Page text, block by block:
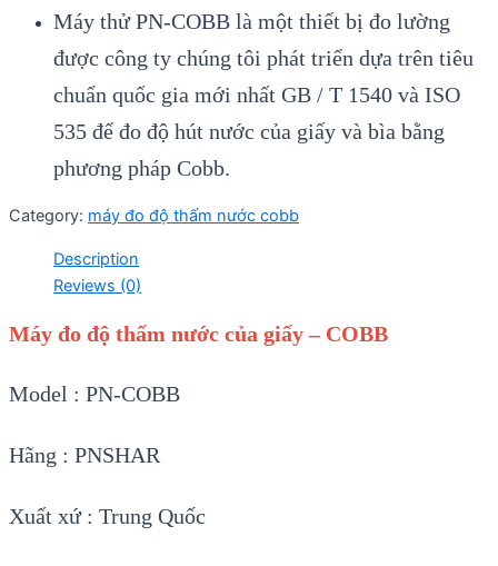
Máy thử PN-COBB là một thiết bị đo lường
được công ty chúng tôi phát triển dựa trên tiêu
chuẩn quốc gia mới nhất GB / T 1540 và ISO
535 để đo độ hút nước của giấy và bìa bằng
phương pháp Cobb.
Category: máy đo độ thấm nước cobb
Description
Reviews (0)
Máy đo độ thấm nước của giấy – COBB
Model : PN-COBB
Hãng : PNSHAR
Xuất xứ : Trung Quốc